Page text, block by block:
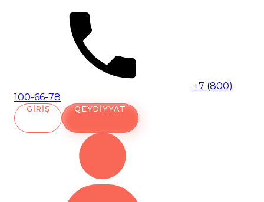
+7 (800)
100-66-78
GIRIŞ QEYDIYYAT